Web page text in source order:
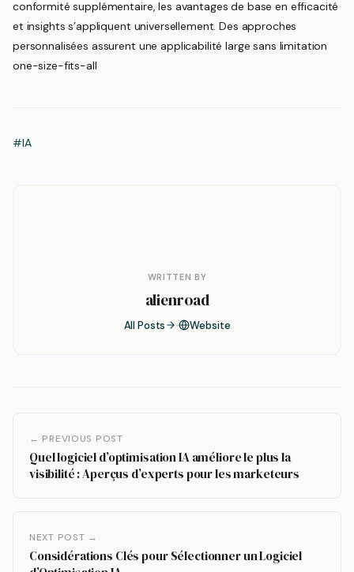
conformité supplémentaire, les avantages de base en efficacité
et insights s’appliquent universellement. Des approches
personnalisées assurent une applicabilité large sans limitation
one-size-fits-all
#IA
WRITTEN BY
alienroad
All Posts Website
← PREVIOUS POST
Quel logiciel d’optimisation IA améliore le plus la
visibilité : Aperçus d’experts pour les marketeurs
NEXT POST →
Considérations Clés pour Sélectionner un Logiciel